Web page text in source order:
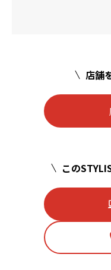
店舗
この